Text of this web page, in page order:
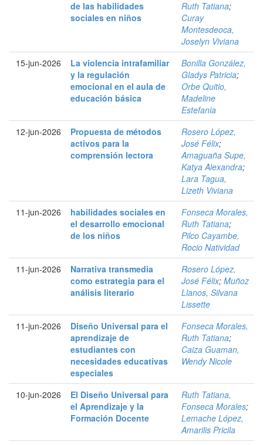
de las habilidades
sociales en niños
Ruth Tatiana;
Curay
Montesdeoca,
Joselyn Viviana
15-jun-2026
La violencia intrafamiliar
y la regulación
emocional en el aula de
educación básica
Bonilla González,
Gladys Patricia;
Orbe Quitio,
Madeline
Estefania
12-jun-2026
Propuesta de métodos
activos para la
comprensión lectora
Rosero López,
José Félix;
Amaguaña Supe,
Katya Alexandra;
Lara Tagua,
Lizeth Viviana
11-jun-2026
habilidades sociales en
el desarrollo emocional
de los niños
Fonseca Morales,
Ruth Tatiana;
Pilco Cayambe,
Rocio Natividad
11-jun-2026
Narrativa transmedia
como estrategia para el
análisis literario
Rosero López,
José Félix; Muñoz
Llanos, Silvana
Lissette
11-jun-2026
Diseño Universal para el
aprendizaje de
estudiantes con
necesidades educativas
especiales
Fonseca Morales,
Ruth Tatiana;
Caiza Guaman,
Wendy Nicole
10-jun-2026
El Diseño Universal para
el Aprendizaje y la
Formación Docente
Ruth Tatiana,
Fonseca Morales;
Lemache López,
Amarilis Pricila